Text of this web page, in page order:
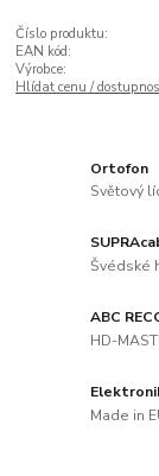
Číslo produktu:
EAN kód:
Výrobce:
Hlídat cenu /
Ortofon
Světový
Švédské
ABC
HD-
Made in